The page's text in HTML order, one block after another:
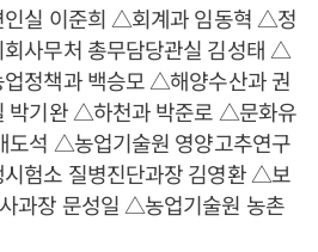
실 이준희 △회계과 임동혁 △정
사무처 총무담당관실 김성태 △
정책과 백승모 △해양수산과 권
박기완 △하천과 박준로 △문화유
석 △농업기술원 영양고추연구
험소 질병진단과장 김영환 △보
과장 문성일 △농업기술원 농촌